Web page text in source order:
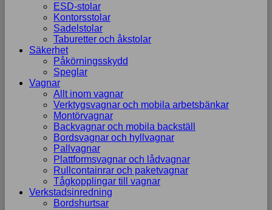
ESD-stolar
Kontorsstolar
Sadelstolar
Taburetter och åkstolar
Säkerhet
Påkörningsskydd
Speglar
Vagnar
Allt inom vagnar
Verktygsvagnar och mobila arbetsbänkar
Montörvagnar
Backvagnar och mobila backställ
Bordsvagnar och hyllvagnar
Pallvagnar
Plattformsvagnar och lådvagnar
Rullcontainrar och paketvagnar
Tågkopplingar till vagnar
Verkstadsinredning
Bordshurtsar